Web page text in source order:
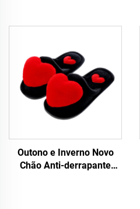
Outono e Inverno Novo
Chão Anti-derrapante